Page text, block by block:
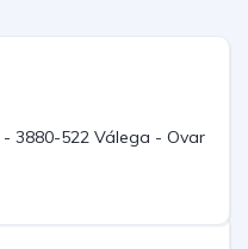
- 3880-522 Válega - Ovar